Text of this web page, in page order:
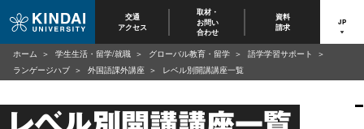
交通
アクセス
取材・
お問い
合わせ
資料
請求
JP
ホーム 学生生活・留学/就職 グローバル教育・留学
語学学習サポート
ランゲージハブ
外国語課外講座 レベル別開講講座一覧